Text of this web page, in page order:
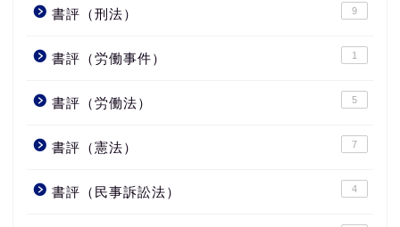
書評（刑法） 9
書評（労働事件） 1
書評（労働法） 5
書評（憲法） 7
書評（民事訴訟法） 4